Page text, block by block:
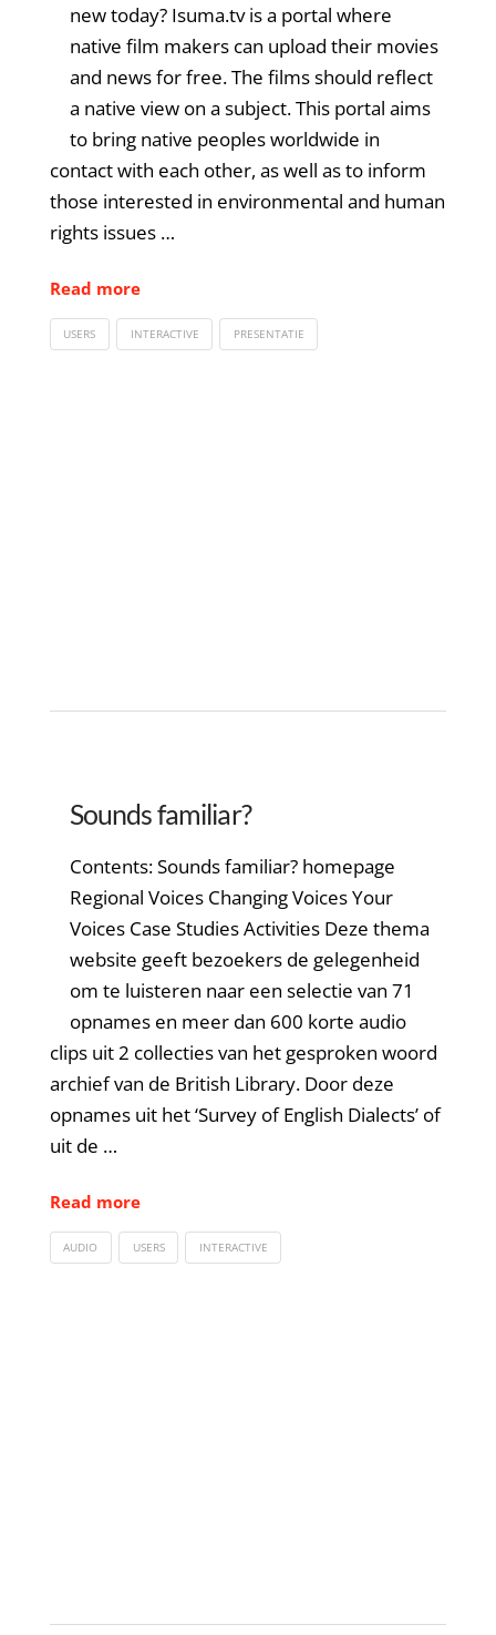
new today? Isuma.tv is a portal where
native film makers can upload their movies
and news for free. The films should reflect
a native view on a subject. This portal aims
to bring native peoples worldwide in
contact with each other, as well as to inform
those interested in environmental and human
rights issues …
Read more
USERS INTERACTIVE PRESENTATIE
Sounds familiar?
Contents: Sounds familiar? homepage
Regional Voices Changing Voices Your
Voices Case Studies Activities Deze thema
website geeft bezoekers de gelegenheid
om te luisteren naar een selectie van 71
opnames en meer dan 600 korte audio
clips uit 2 collecties van het gesproken woord
archief van de British Library. Door deze
opnames uit het ‘Survey of English Dialects’ of
uit de …
Read more
AUDIO USERS INTERACTIVE